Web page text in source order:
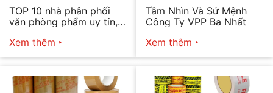
TOP 10 nhà phân phối
văn phòng phẩm uy tín,
Xem thêm
Tầm Nhìn Và Sứ Mệnh
Công Ty VPP Ba Nhất
Xem thêm